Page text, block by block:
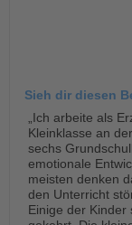
Unsere Videos
Gesellschafter VdK
schoolcoach BTL
tandem
KARRIERE
Sieh dir diesen
„Ich arbeite als
Kleinklasse an
sechs
emotionale
meisten denken
den Unterricht
Einige der Kinder